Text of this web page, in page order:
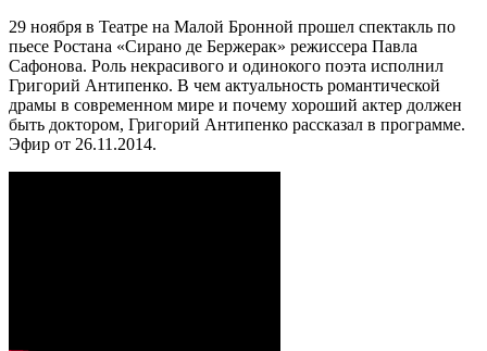
29 ноября в Театре на Малой Бронной прошел спектакль по
пьесе Ростана «Сирано де Бержерак» режиссера Павла
Сафонова. Роль некрасивого и одинокого поэта исполнил
Григорий Антипенко. В чем актуальность романтической
драмы в современном мире и почему хороший актер должен
быть доктором, Григорий Антипенко рассказал в программе.
Эфир от 26.11.2014.